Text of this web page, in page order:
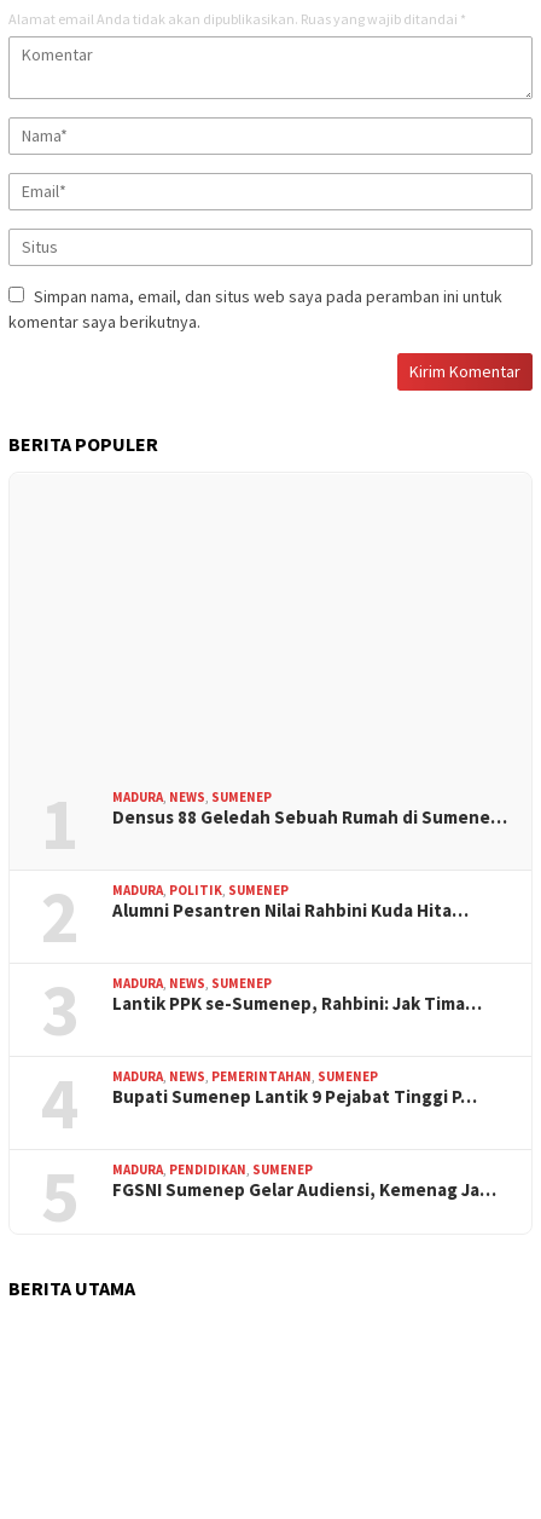
Alamat email Anda tidak akan dipublikasikan. Ruas yang wajib ditandai *
Simpan nama, email, dan situs web saya pada peramban ini untuk
komentar saya berikutnya.
BERITA POPULER
1 MADURA, NEWS, SUMENEP
Densus 88 Geledah Sebuah Rumah di Sumene…
2 MADURA, POLITIK, SUMENEP
Alumni Pesantren Nilai Rahbini Kuda Hita…
3 MADURA, NEWS, SUMENEP
Lantik PPK se-Sumenep, Rahbini: Jak Tima…
4 MADURA, NEWS, PEMERINTAHAN, SUMENEP
Bupati Sumenep Lantik 9 Pejabat Tinggi P…
5 MADURA, PENDIDIKAN, SUMENEP
FGSNI Sumenep Gelar Audiensi, Kemenag Ja…
BERITA UTAMA